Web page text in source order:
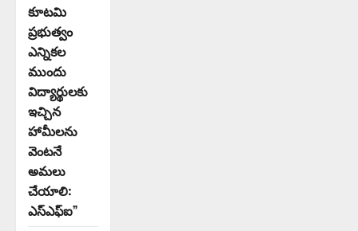
కూటమి
ప్రభుత్వం
ఎన్నికల
ముందు
విద్యార్థులకు
ఇచ్చిన
హామీలను
వెంటనే
అమలు
చేయాలి:
ఎస్ఎఫ్ఐ”